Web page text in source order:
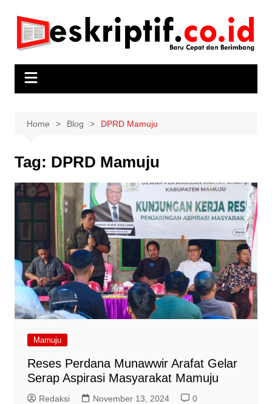
content
Home Blog DPRD Mamuju
Tag: DPRD Mamuju
Mamuju
Reses Perdana Munawwir Arafat Gelar
Serap Aspirasi Masyarakat Mamuju
Redaksi November 13, 2024 0